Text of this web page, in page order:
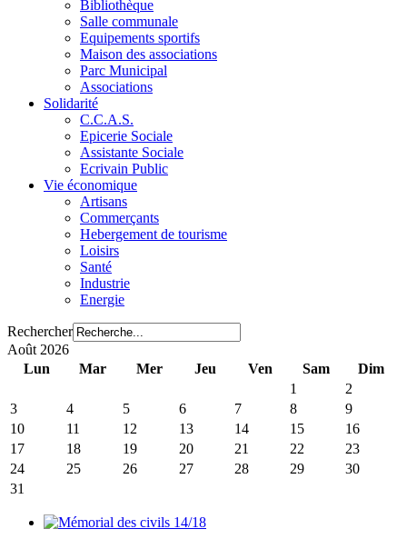
Bibliothèque
Salle communale
Equipements sportifs
Maison des associations
Parc Municipal
Associations
Solidarité
C.C.A.S.
Epicerie Sociale
Assistante Sociale
Ecrivain Public
Vie économique
Artisans
Commerçants
Hebergement de tourisme
Loisirs
Santé
Industrie
Energie
Rechercher
Août 2026
Lun
Mar Mer Jeu Ven Sam
Dim
1
2
3
4 5 6 7 8
9
10
11 12 13 14 15
16
17
18 19 20 21 22
23
24
25 26 27 28 29
30
31